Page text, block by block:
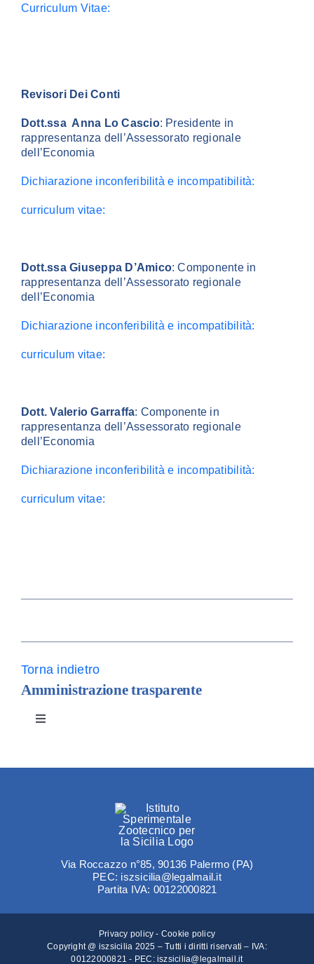
Curriculum Vitae:
Revisori Dei Conti
Dott.ssa Anna Lo Cascio: Presidente in
rappresentanza dell’Assessorato regionale
dell’Economia
Dichiarazione inconferibilità e incompatibilità:
curriculum vitae:
Dott.ssa Giuseppa D’Amico: Componente in
rappresentanza dell’Assessorato regionale
dell’Economia
Dichiarazione inconferibilità e incompatibilità:
curriculum vitae:
Dott. Valerio Garraffa: Componente in
rappresentanza dell’Assessorato regionale
dell’Economia
Dichiarazione inconferibilità e incompatibilità:
curriculum vitae:
Torna indietro
Amministrazione trasparente
Toggle
Organizzazione
Selezione del personale
Via Roccazzo n°85, 90136 Palermo (PA)
PEC: iszsicilia@legalmail.it
Partita IVA: 00122000821
Privacy policy - Cookie policy
Copyright @ iszsicilia 2025 – Tutti i diritti riservati – IVA:
00122000821 - PEC:iszsicilia@legalmail.it